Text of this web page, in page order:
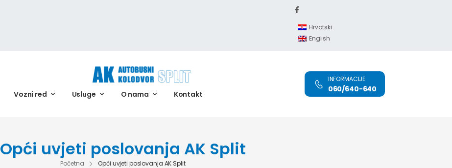
Hrvatski
English
Vozni red Usluge O nama Kontakt
INFORMACIJE
060/640-640
Opći uvjeti poslovanja AK Split
Početna Opći uvjeti poslovanja AK Split